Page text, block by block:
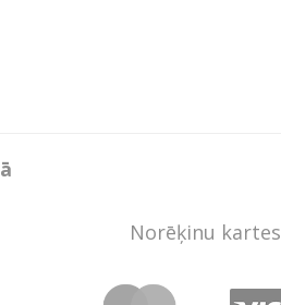
Norēķinu kartes